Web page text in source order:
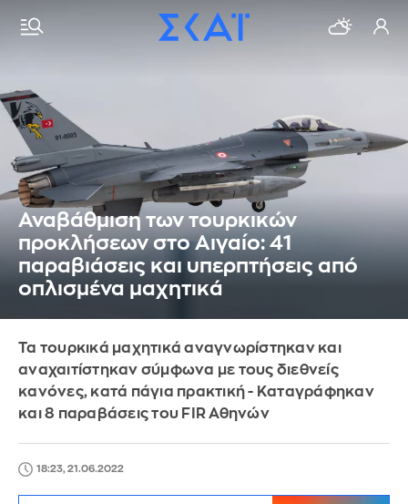
Αναβάθμιση των τουρκικών
προκλήσεων στο Αιγαίο: 41
παραβιάσεις και υπερπτήσεις από
οπλισμένα μαχητικά
Τα τουρκικά μαχητικά αναγνωρίστηκαν και
αναχαιτίστηκαν σύμφωνα με τους διεθνείς
κανόνες, κατά πάγια πρακτική - Καταγράφηκαν
και 8 παραβάσεις του FIR Αθηνών
18:23, 21.06.2022